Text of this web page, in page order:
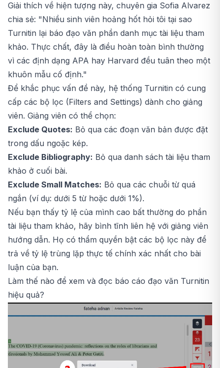
Giải thích về hiện tượng này, chuyên gia Sofia Alvarez
chia sẻ: "Nhiều sinh viên hoảng hốt hỏi tôi tại sao
Turnitin lại báo đạo văn phần danh mục tài liệu tham
khảo. Thực chất, đây là điều hoàn toàn bình thường
vì các định dạng APA hay Harvard đều tuân theo một
khuôn mẫu cố định."
Để khắc phục vấn đề này, hệ thống Turnitin có cung
cấp các bộ lọc (Filters and Settings) dành cho giảng
viên. Giảng viên có thể chọn:
Exclude Quotes: Bỏ qua các đoạn văn bản được đặt
trong dấu ngoặc kép.
Exclude Bibliography: Bỏ qua danh sách tài liệu tham
khảo ở cuối bài.
Exclude Small Matches: Bỏ qua các chuỗi từ quá
ngắn (ví dụ: dưới 5 từ hoặc dưới 1%).
Nếu bạn thấy tỷ lệ của mình cao bất thường do phần
tài liệu tham khảo, hãy bình tĩnh liên hệ với giảng viên
hướng dẫn. Họ có thẩm quyền bật các bộ lọc này để
trả về tỷ lệ trùng lặp thực tế chính xác nhất cho bài
luận của bạn.
Làm thế nào để xem và đọc báo cáo đạo văn Turnitin
hiệu quả?